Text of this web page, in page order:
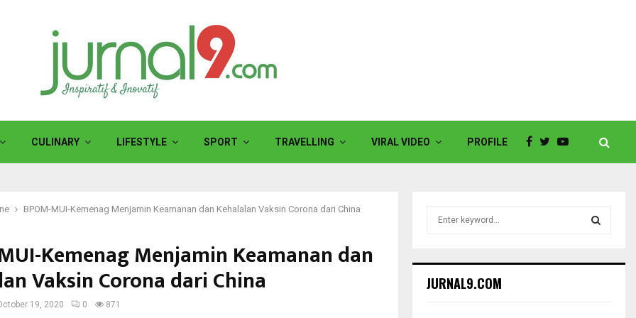
CULINARY LIFESTYLE SPORT TRAVELLING VIRAL VIDEO PROFILE
BPOM-MUI-Kemenag Menjamin Keamanan dan Kehalalan Vaksin Corona dari China
Kemenag Menjamin Keamanan dan
Vaksin Corona dari China
19, 2020 0 871
h
JURNAL9.COM